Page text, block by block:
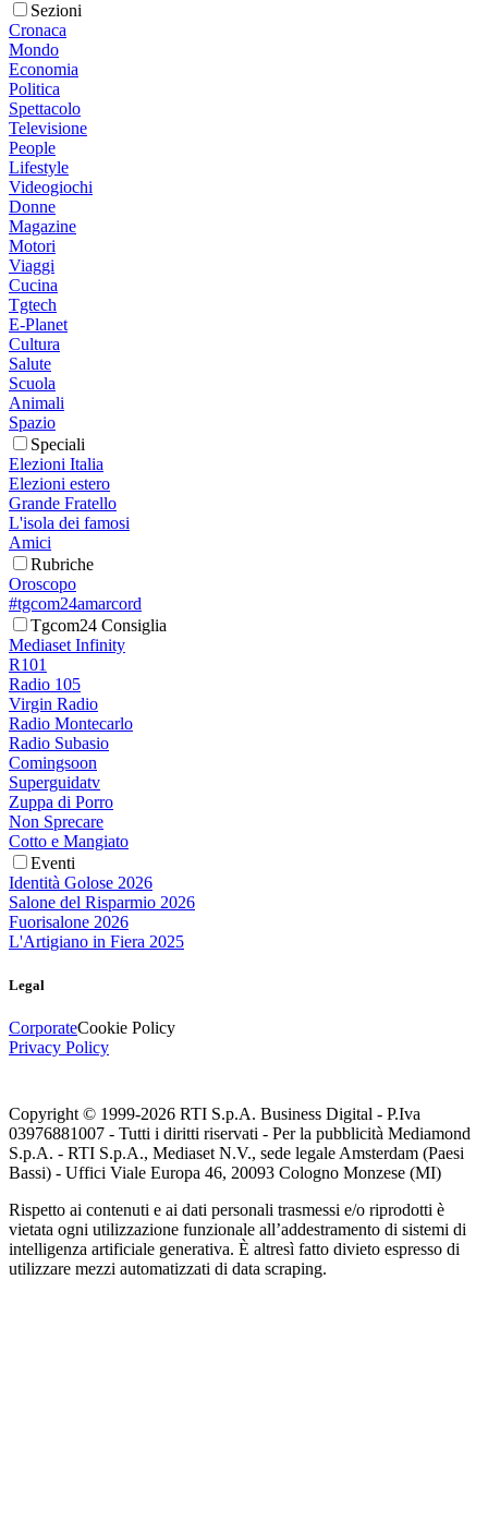
Sezioni
Cronaca
Mondo
Economia
Politica
Spettacolo
Televisione
People
Lifestyle
Videogiochi
Donne
Magazine
Motori
Viaggi
Cucina
Tgtech
E-Planet
Cultura
Salute
Scuola
Animali
Spazio
Speciali
Elezioni Italia
Elezioni estero
Grande Fratello
L'isola dei famosi
Amici
Rubriche
Oroscopo
#tgcom24amarcord
Tgcom24 Consiglia
Mediaset Infinity
R101
Radio 105
Virgin Radio
Radio Montecarlo
Radio Subasio
Comingsoon
Superguidatv
Zuppa di Porro
Non Sprecare
Cotto e Mangiato
Eventi
Identità Golose 2026
Salone del Risparmio 2026
Fuorisalone 2026
L'Artigiano in Fiera 2025
Legal
CorporateCookie Policy
Privacy Policy
Copyright © 1999-2026 RTI S.p.A. Business Digital - P.Iva
03976881007 - Tutti i diritti riservati - Per la pubblicità Mediamond
S.p.A. - RTI S.p.A., Mediaset N.V., sede legale Amsterdam (Paesi
Bassi) - Uffici Viale Europa 46, 20093 Cologno Monzese (MI)
Rispetto ai contenuti e ai dati personali trasmessi e/o riprodotti è
vietata ogni utilizzazione funzionale all’addestramento di sistemi di
intelligenza artificiale generativa. È altresì fatto divieto espresso di
utilizzare mezzi automatizzati di data scraping.